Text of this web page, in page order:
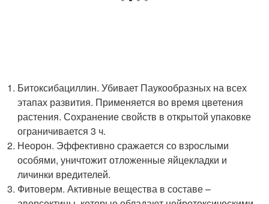
Битоксибациллин. Убивает Паукообразных на всех
этапах развития. Применяется во время цветения
растения. Сохранение свойств в открытой упаковке
ограничивается 3 ч.
Неорон. Эффективно сражается со взрослыми
особями, уничтожит отложенные яйцекладки и
личинки вредителей.
Фитоверм. Активные вещества в составе –